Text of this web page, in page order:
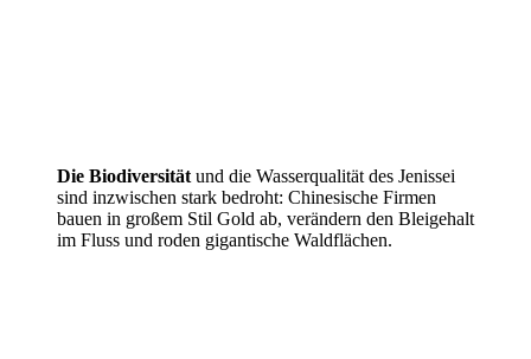
Die Biodiversität und die Wasserqualität des Jenissei
sind inzwischen stark bedroht: Chinesische Firmen
bauen in großem Stil Gold ab, verändern den Bleigehalt
im Fluss und roden gigantische Waldflächen.